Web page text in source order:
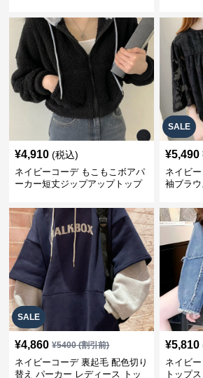
¥4,910 (税込)
ネイビーコーデ もこもこボアパ
ーカー短丈ジップアップトップ
SALE
¥5,490
ネイビ
袖ブラ
SALE
¥4,860 ¥5400(割引前)
ネイビーコーデ 裏起毛 配色切り
替え パーカー レディース トッ
¥5,810
ネイビ
トップ